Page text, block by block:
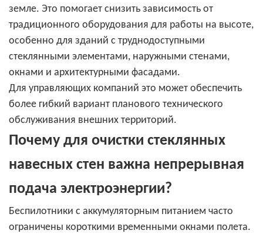
земле. Это помогает снизить зависимость от
традиционного оборудования для работы на высоте,
особенно для зданий с труднодоступными
стеклянными элементами, наружными стенами,
окнами и архитектурными фасадами.
Для управляющих компаний это может обеспечить
более гибкий вариант планового технического
обслуживания внешних территорий.
Почему для очистки стеклянных
навесных стен важна непрерывная
подача электроэнергии?
Беспилотники с аккумуляторным питанием часто
ограничены короткими временными окнами полета.